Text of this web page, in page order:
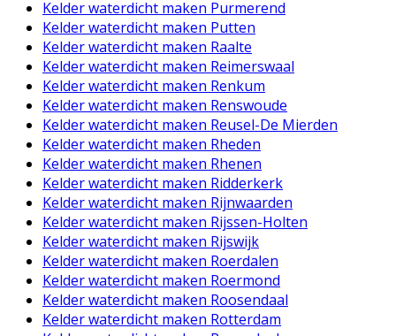
Kelder waterdicht maken Purmerend
Kelder waterdicht maken Putten
Kelder waterdicht maken Raalte
Kelder waterdicht maken Reimerswaal
Kelder waterdicht maken Renkum
Kelder waterdicht maken Renswoude
Kelder waterdicht maken Reusel-De Mierden
Kelder waterdicht maken Rheden
Kelder waterdicht maken Rhenen
Kelder waterdicht maken Ridderkerk
Kelder waterdicht maken Rijnwaarden
Kelder waterdicht maken Rijssen-Holten
Kelder waterdicht maken Rijswijk
Kelder waterdicht maken Roerdalen
Kelder waterdicht maken Roermond
Kelder waterdicht maken Roosendaal
Kelder waterdicht maken Rotterdam